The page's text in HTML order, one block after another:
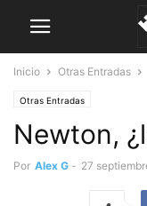
Inicio Otras Entradas
Otras Entradas
Newton,
Por Alex G - 27